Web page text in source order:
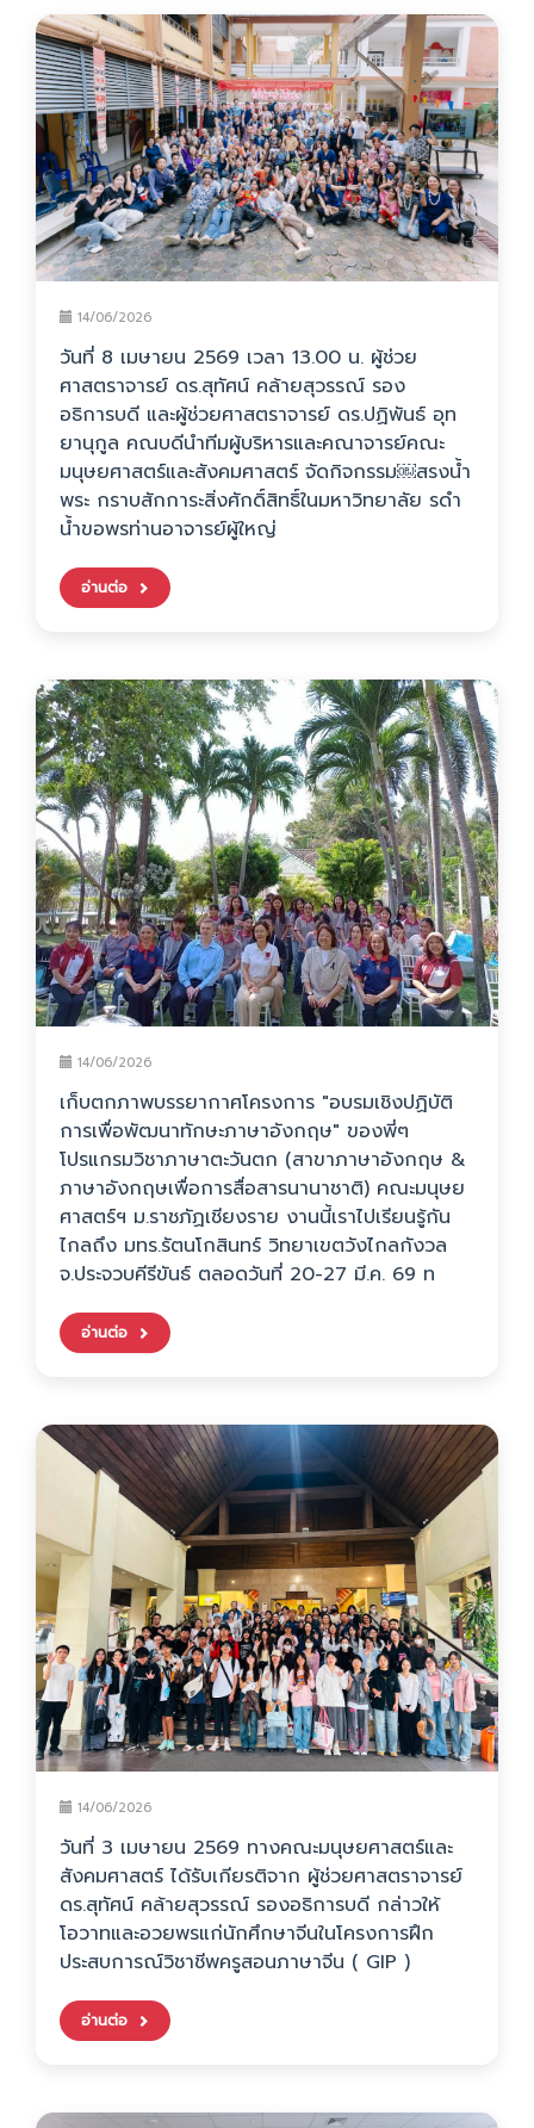
14/06/2026
วันที่ 8 เมษายน 2569 เวลา 13.00 น. ผู้ช่วย
ศาสตราจารย์ ดร.สุทัศน์ คล้ายสุวรรณ์ รอง
อธิการบดี และผู้ช่วยศาสตราจารย์ ดร.ปฏิพันธ์ อุท
ยานุกูล คณบดีนำทีมผู้บริหารและคณาจารย์คณะ
มนุษยศาสตร์และสังคมศาสตร์ จัดกิจกรรม￼สรงน้ำ
พระ กราบสักการะสิ่งศักดิ์สิทธิ์ในมหาวิทยาลัย รดำ
น้ำขอพรท่านอาจารย์ผู้ใหญ่
อ่านต่อ
14/06/2026
​เก็บตกภาพบรรยากาศโครงการ "อบรมเชิงปฏิบัติ
การเพื่อพัฒนาทักษะภาษาอังกฤษ" ของพี่ๆ
โปรแกรมวิชาภาษาตะวันตก (สาขาภาษาอังกฤษ &
ภาษาอังกฤษเพื่อการสื่อสารนานาชาติ) คณะมนุษย
ศาสตร์ฯ ม.ราชภัฏเชียงราย งานนี้เราไปเรียนรู้กัน
ไกลถึง มทร.รัตนโกสินทร์ วิทยาเขตวังไกลกังวล
จ.ประจวบคีรีขันธ์ ตลอดวันที่ 20-27 มี.ค. 69 ท
อ่านต่อ
14/06/2026
วันที่ 3 เมษายน 2569 ทางคณะมนุษยศาสตร์และ
สังคมศาสตร์ ได้รับเกียรติจาก ผู้ช่วยศาสตราจารย์
ดร.สุทัศน์ คล้ายสุวรรณ์ รองอธิการบดี กล่าวให้
โอวาทและอวยพรแก่นักศึกษาจีนในโครงการฝึก
ประสบการณ์วิชาชีพครูสอนภาษาจีน ( GIP )
อ่านต่อ